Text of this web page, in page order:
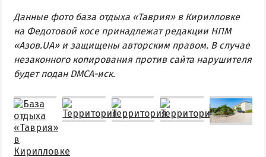
Данные фото база отдыха «Таврия» в Кирилловке
на Федотовой косе принадлежат редакции НПМ
«Азов.UA» и защищены авторским правом. В случае
незаконного копирования против сайта нарушителя
будет подан DMCA-иск.